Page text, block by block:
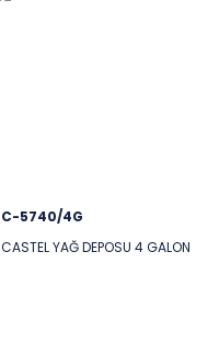
C-5740/4G
CASTEL YAĞ DEPOSU 4 GALON